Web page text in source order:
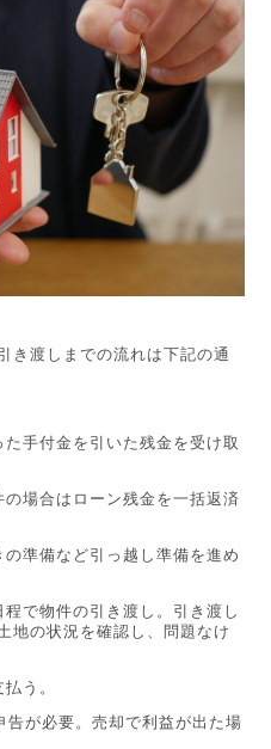
き渡しまでの流れは下記の通
手付金を引いた残金を受け取
場合はローン残金を一括返済
準備など引っ越し準備を進め
で物件の引き渡し。引き渡し
地の状況を確認し、問題なけ
う。
が必要。売却で利益が出た場